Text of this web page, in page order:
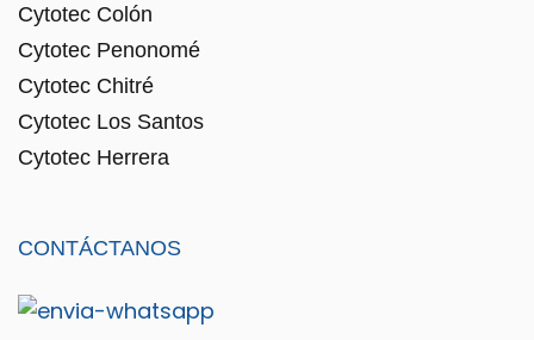
Cytotec Colón
Cytotec Penonomé
Cytotec Chitré
Cytotec Los Santos
Cytotec Herrera
CONTÁCTANOS